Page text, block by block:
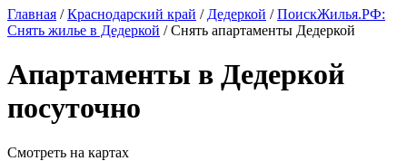
Главная /Краснодарский край / Дедеркой /ПоискЖилья.РФ:
Снять жилье в Дедеркой / Снять апартаменты Дедеркой
Апартаменты в Дедеркой
посуточно
Смотреть на картах